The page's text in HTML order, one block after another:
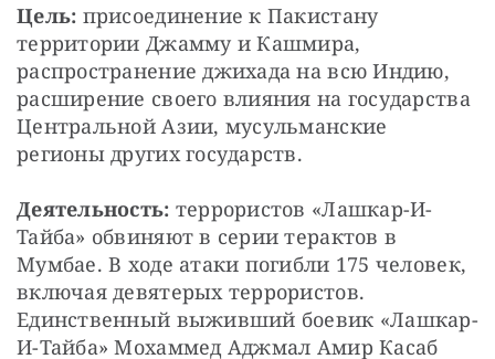
Цель: присоединение к Пакистану
территории Джамму и Кашмира,
распространение джихада на всю Индию,
расширение своего влияния на государства
Центральной Азии, мусульманские
регионы других государств.
Деятельность: террористов «Лашкар-И-
Тайба» обвиняют в серии терактов в
Мумбае. В ходе атаки погибли 175 человек,
включая девятерых террористов.
Единственный выживший боевик «Лашкар-
И-Тайба» Мохаммед Аджмал Амир Касаб